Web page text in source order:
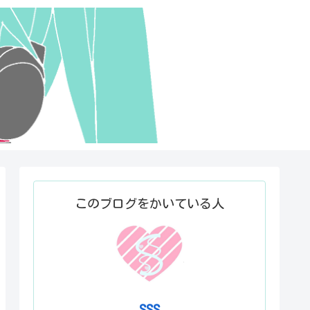
このブログをかいている人